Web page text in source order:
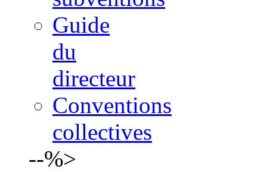
Guide
du
directeur
Conventions
collectives
--%>